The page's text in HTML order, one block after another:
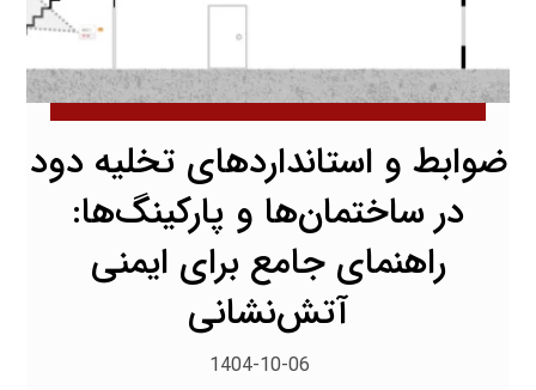
ضوابط و استانداردهای تخلیه دود
در ساختمان‌ها و پارکینگ‌ها:
راهنمای جامع برای ایمنی
آتش‌نشانی
1404-10-06